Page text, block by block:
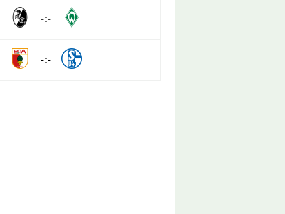
-:-
-:-